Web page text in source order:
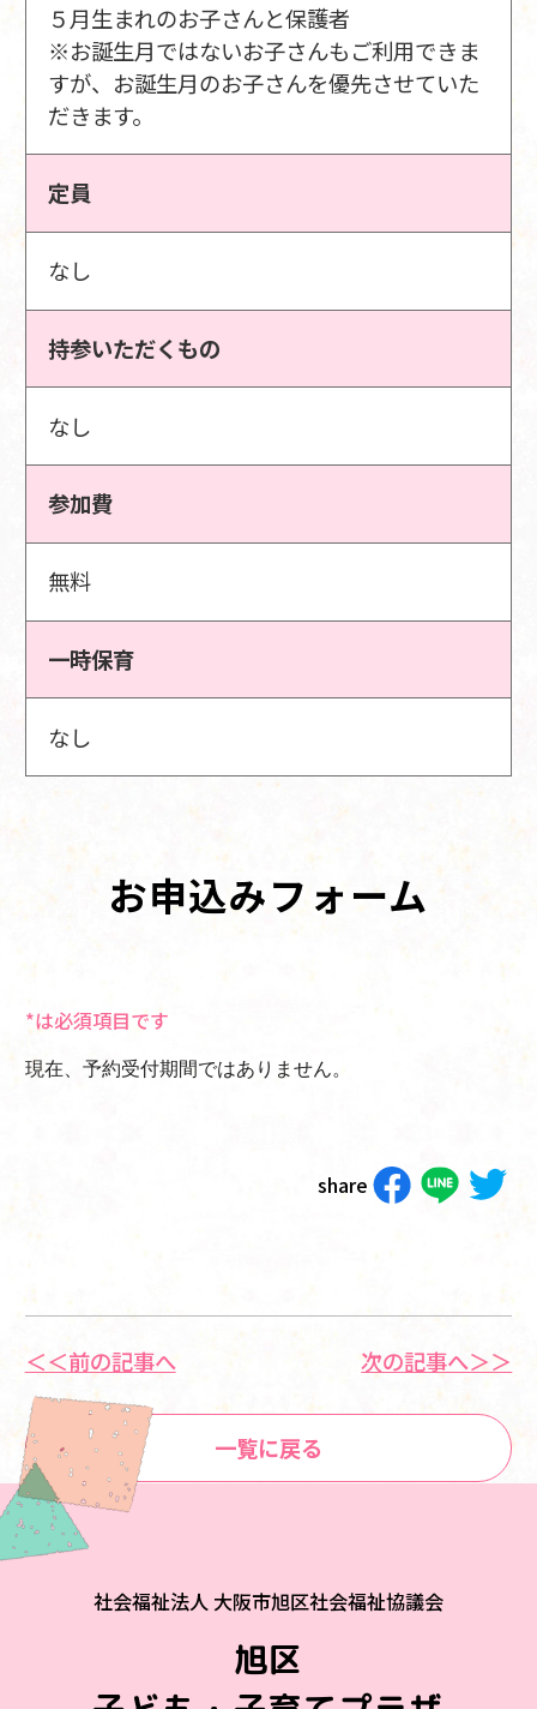
５月生まれのお子さんと保護者
※お誕生月ではないお子さんもご利用できま
すが、お誕生月のお子さんを優先させていた
だきます。
定員
なし
持参いただくもの
なし
参加費
無料
一時保育
なし
お申込みフォーム
*は必須項目です
現在、予約受付期間ではありません。
share
＜＜前の記事へ
一覧に戻る
次の記事へ＞＞
社会福祉法人 大阪市旭区社会福祉協議会
旭区